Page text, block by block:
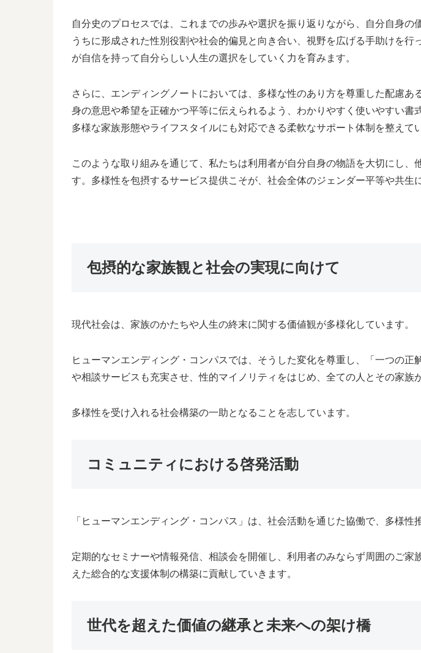
自分史のプロセスでは、これまでの歩みや選択を振り返りながら、自分自身
うちに形成された性別役割や社会的偏見と向き合い、視野を広げる手助けを
が自信を持って自分らしい人生の選択をしていく力を育みます。
さらに、エンディングノートにおいては、多様な性のあり方を尊重した配慮
身の意思や希望を正確かつ平等に伝えられるよう、わかりやすく使いやすい
多様な家族形態やライフスタイルにも対応できる柔軟なサポート体制を整えて
このような取り組みを通じて、私たちは利用者が自分自身の物語を大切にし
す。多様性を包摂するサービス提供こそが、社会全体のジェンダー平等や共生
包摂的な家族観と社会の実現に向けて
現代社会は、家族のかたちや人生の終末に関する価値観が多様化しています。
ヒューマンエンディング・コンパスでは、そうした変化を尊重し、「一つの
や相談サービスも充実させ、性的マイノリティをはじめ、全ての人とその家族
多様性を受け入れる社会構築の一助となることを志しています。
コミュニティにおける啓発活動
「ヒューマンエンディング・コンパス」は、社会活動を通じた協働で、多様
定期的なセミナーや情報発信、相談会を開催し、利用者のみならず周囲のご
えた総合的な支援体制の構築に貢献していきます。
世代を超えた価値の継承と未来への架け橋